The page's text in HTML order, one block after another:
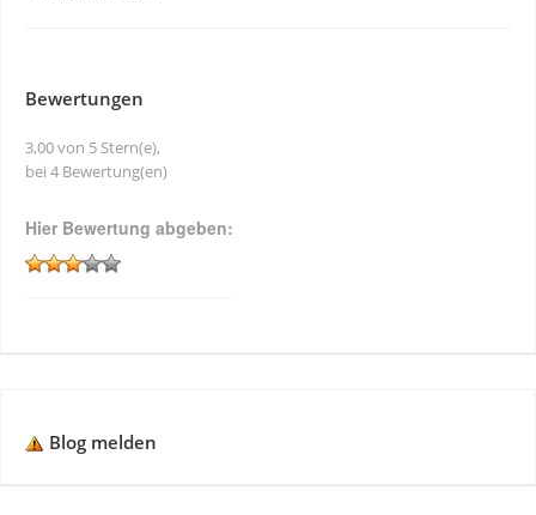
Bewertungen
3,00 von 5 Stern(e),
bei 4 Bewertung(en)
Hier Bewertung abgeben:
Blog melden